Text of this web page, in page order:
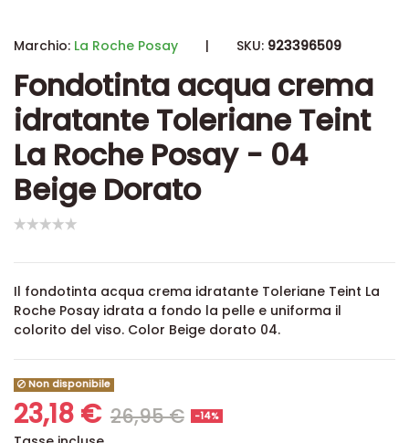
Marchio: La Roche Posay | SKU: 923396509
Fondotinta acqua crema
idratante Toleriane Teint
La Roche Posay - 04
Beige Dorato
Il fondotinta acqua crema idratante Toleriane Teint La
Roche Posay idrata a fondo la pelle e uniforma il
colorito del viso. Color Beige dorato 04.
Non disponibile
23,18 € 26,95 € -14%